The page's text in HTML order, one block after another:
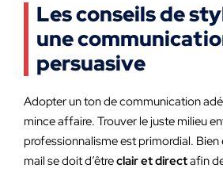
Les conseils de
une
persuasive
Adopter un ton de communication
mince affaire. Trouver le juste milieu
professionnalisme est primordial. Bien
mail se doit d’êtreclair et directafin